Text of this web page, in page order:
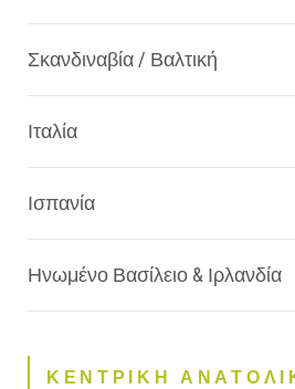
Σκανδιναβία / Βαλτική
Ιταλία
Ισπανία
Ηνωμένο Βασίλειο & Ιρλανδία
ΚΕΝΤΡΙΚΗ